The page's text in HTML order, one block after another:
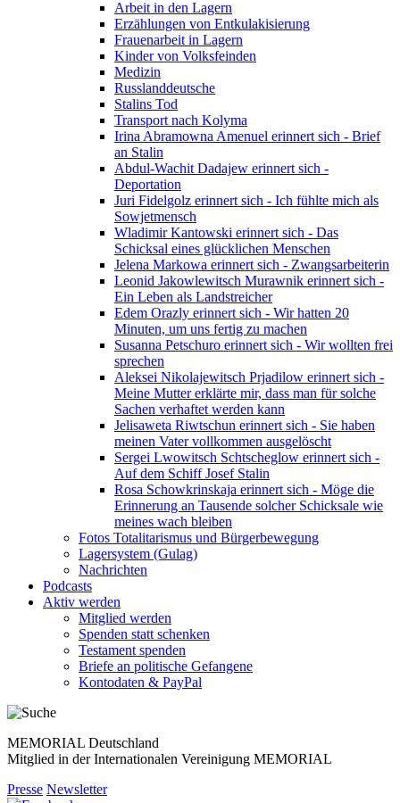
Arbeit in den Lagern
Erzählungen von Entkulakisierung
Frauenarbeit in Lagern
Kinder von Volksfeinden
Medizin
Russlanddeutsche
Stalins Tod
Transport nach Kolyma
Irina Abramowna Amenuel erinnert sich - Brief
an Stalin
Abdul-Wachit Dadajew erinnert sich -
Deportation
Juri Fidelgolz erinnert sich - Ich fühlte mich als
Sowjetmensch
Wladimir Kantowski erinnert sich - Das
Schicksal eines glücklichen Menschen
Jelena Markowa erinnert sich - Zwangsarbeiterin
Leonid Jakowlewitsch Murawnik erinnert sich -
Ein Leben als Landstreicher
Edem Orazly erinnert sich - Wir hatten 20
Minuten, um uns fertig zu machen
Susanna Petschuro erinnert sich - Wir wollten frei
sprechen
Aleksei Nikolajewitsch Prjadilow erinnert sich -
Meine Mutter erklärte mir, dass man für solche
Sachen verhaftet werden kann
Jelisaweta Riwtschun erinnert sich - Sie haben
meinen Vater vollkommen ausgelöscht
Sergei Lwowitsch Schtscheglow erinnert sich -
Auf dem Schiff Josef Stalin
Rosa Schowkrinskaja erinnert sich - Möge die
Erinnerung an Tausende solcher Schicksale wie
meines wach bleiben
Fotos Totalitarismus und Bürgerbewegung
Lagersystem (Gulag)
Nachrichten
Podcasts
Aktiv werden
Mitglied werden
Spenden statt schenken
Testament spenden
Briefe an politische Gefangene
Kontodaten & PayPal
MEMORIAL Deutschland
Mitglied in der Internationalen Vereinigung MEMORIAL
Presse Newsletter